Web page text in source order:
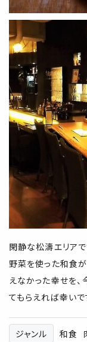
閑静な松濤エリア
野菜を使った和食
えなかった幸せを
てもらえれば幸いで
ジャンル 和食